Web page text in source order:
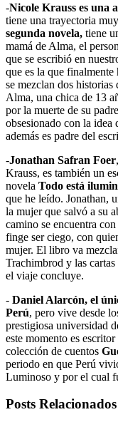
-Nicole Krauss es una
tiene una trayectoria
segunda novela, tiene
mamá de Alma, el
que se escribió en
que es la que
se mezclan dos historias
Alma, una chica de 13
por la muerte de su
obsesionado con la idea
además es padre del
-Jonathan Safran Foer
Krauss, es también un
novela Todo está
que he leído. Jonathan,
la mujer que salvó a su
camino se encuentra
finge ser ciego, con
mujer. El libro va
Trachimbrod y las
el viaje concluye.
- Daniel Alarcón, el
Perú, pero vive desde
prestigiosa universidad
este momento es
colección de cuentos
periodo en que Perú
Luminoso y por el cual
Posts Relacionados